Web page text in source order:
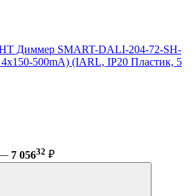
Диммер SMART-DALI-204-72-SH-
500mA) (IARL, IP20 Пластик, 5
— 7 05632 ₽